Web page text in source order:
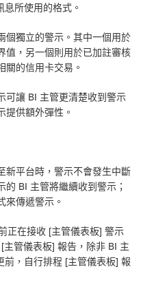
所使用的格式。
個獨立的警示。其中一個用於
值，另一個則用於已加註審核
關的信用卡交易。
可讓 BI 主管更清楚收到警示
提供額外彈性。
新平台時，警示不會發生中斷
的 BI 主管將繼續收到警示；
來傳遞警示。
正在接收 [主管儀表板] 警示
管儀表板] 報告，除非 BI 主
，自行排程 [主管儀表板] 報